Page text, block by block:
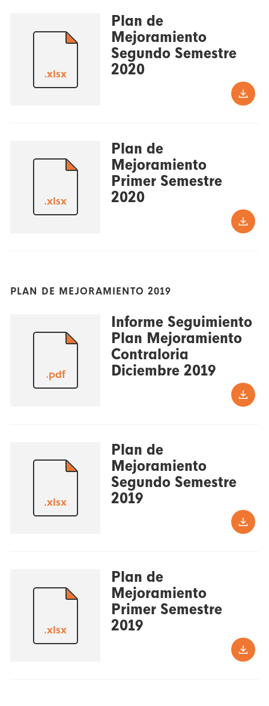
.xlsx
Plan de
Mejoramiento
Segundo Semestre
2020
.xlsx
Plan de
Mejoramiento
Primer Semestre
2020
PLAN DE MEJORAMIENTO 2019
.pdf
Informe Seguimiento
Plan Mejoramiento
Contraloria
Diciembre 2019
.xlsx
Plan de
Mejoramiento
Segundo Semestre
2019
.xlsx
Plan de
Mejoramiento
Primer Semestre
2019